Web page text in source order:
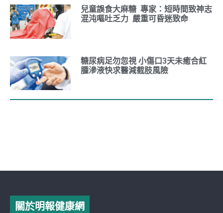
兒童誤食大麻糖 專家：短時間致神志
混沌嘔吐乏力 嚴重可昏迷致命
糖尿病足勿忽視 小傷口3天未癒合紅
腫滲液快求醫減截肢風險
關於明報健康網